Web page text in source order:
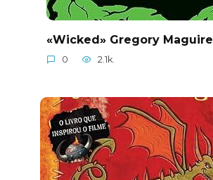
«Wicked» Gregory Maguire
0 2.1k.